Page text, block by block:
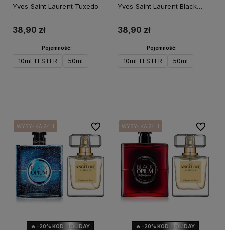
Yves Saint Laurent Tuxedo
38,90 zł
Pojemność:
10ml TESTER 50ml
Yves Saint Laurent Black
38,90 zł
Pojemność:
10ml TESTER 50ml
🔥 -20% KOD: HOLIDAY
WYSYŁKA 24H
WYSYŁKA 24H
WYSYŁKA 24H Do ulubionych
🔥 -20% KOD: HOLIDAY
WYSYŁKA 24H
WYSYŁKA 24H Do